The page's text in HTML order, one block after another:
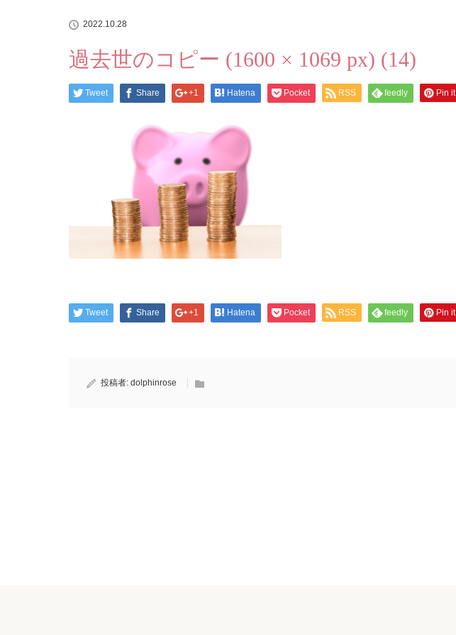
2022.10.28
過去世のコピー (1600 × 1069 px) (14)
Tweet Share +1 Hatena Pocket RSS feedly Pin it
Tweet Share +1 Hatena Pocket RSS feedly Pin it
投稿者: dolphinrose